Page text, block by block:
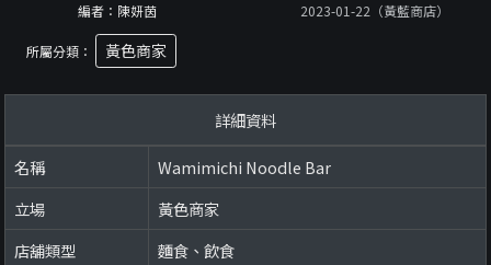
編者：陳妍茵 2023-01-22（黃藍商店）
所屬分類： 黃色商家
詳細資料
名稱
Wamimichi Noodle Bar
立場
黃色商家
店舖類型
麵食、飲食